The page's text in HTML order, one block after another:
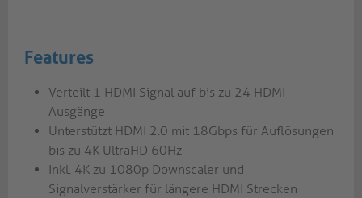
Features
Verteilt 1 HDMI Signal auf bis zu 24 HDMI
Ausgänge
Unterstützt HDMI 2.0 mit 18Gbps für Auflösungen
bis zu 4K UltraHD 60Hz
Inkl. 4K zu 1080p Downscaler und
Signalverstärker für längere HDMI Strecken